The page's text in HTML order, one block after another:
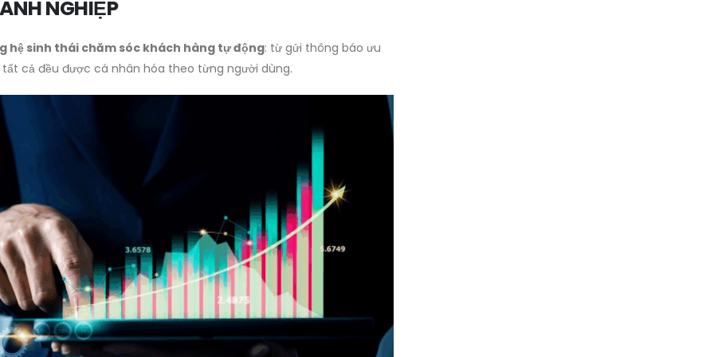
NGHIỆP
hệ sinh thái chăm sóc khách hàng tự động: từ gửi thông báo ưu
cả đều được cá nhân hóa theo từng người dùng.